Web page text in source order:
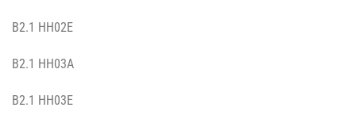
B2.1 HH02E
B2.1 HH03A
B2.1 HH03E